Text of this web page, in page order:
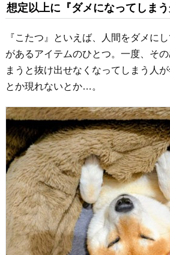
想定以上に『ダメになってしま
『こたつ』といえば、人間をダメに
があるアイテムのひとつ。一度、そ
まうと抜け出せなくなってしまう人
とか現れないとか…。